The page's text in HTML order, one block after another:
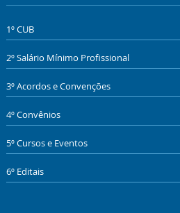
1º CUB
2º Salário Mínimo Profissional
3º Acordos e Convenções
4º Convênios
5º Cursos e Eventos
6º Editais